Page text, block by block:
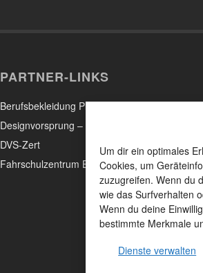
Um dir ein optimales
Cookies, um
zuzugreifen. Wenn du
wie das Surfverhalten
Wenn du deine
bestimmte Merkmale
Dienste verwalten
PARTNER-LINKS
Berufsbekleidung Pleier – Eisenberg
Designvorsprung – Mediendesign
DVS-Zert
Fahrschulzentrum Egger & Praun Füssen